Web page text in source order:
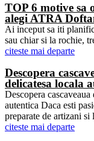
TOP 6 motive sa
alegi ATRA
Ai inceput sa iti
sau chiar si la rochie,
citeste mai departe
Descopera
delicatesa locala
Descopera
autentica Daca esti
preparate de artizani
citeste mai departe